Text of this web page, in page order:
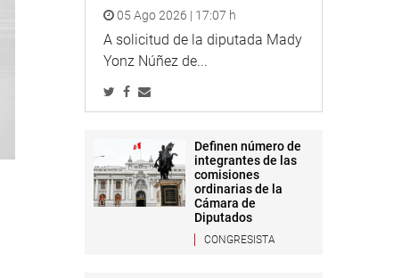
05 Ago 2026 | 17:07 h
A solicitud de la diputada Mady
Yonz Núñez de...
Definen número de
integrantes de las
comisiones
ordinarias de la
Cámara de
Diputados
CONGRESISTA